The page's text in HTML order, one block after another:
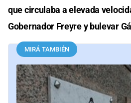
que circulaba a elevada
Gobernador Freyre y bulevar
MIRÁ TAMBIÉN